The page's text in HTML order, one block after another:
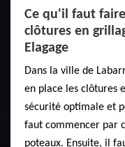
Ce qu'il faut
clôtures en
Elagage
Dans la ville de
en place les clôtures
sécurité optimale et
faut commencer par
poteaux. Ensuite, il